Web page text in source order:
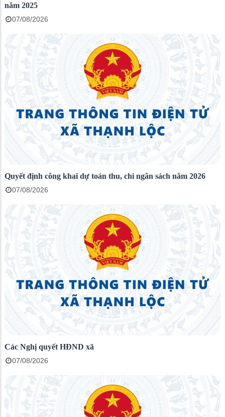
năm 2025
07/08/2026
Quyết định công khai dự toán thu, chi ngân sách năm 2026
07/08/2026
Các Nghị quyết HĐND xã
07/08/2026